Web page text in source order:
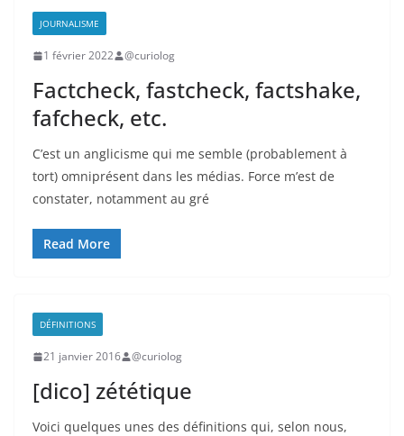
JOURNALISME
1 février 2022 @curiolog
Factcheck, fastcheck, factshake,
fafcheck, etc.
C’est un anglicisme qui me semble (probablement à
tort) omniprésent dans les médias. Force m’est de
constater, notamment au gré
Read More
DÉFINITIONS
21 janvier 2016 @curiolog
[dico] zététique
Voici quelques unes des définitions qui, selon nous,